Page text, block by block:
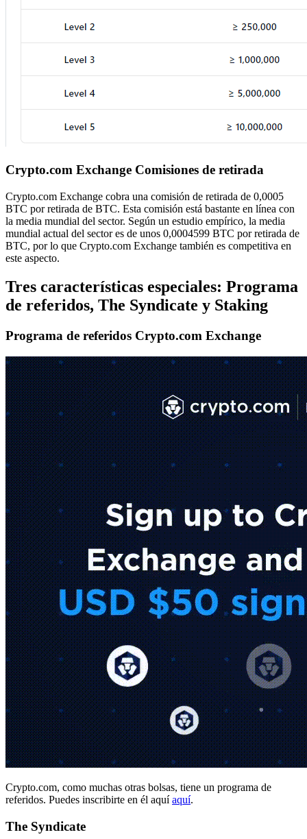
Crypto.com Exchange Comisiones de retirada
Crypto.com Exchange cobra una comisión de retirada de 0,0005
BTC por retirada de BTC. Esta comisión está bastante en línea con
la media mundial del sector. Según un estudio empírico, la media
mundial actual del sector es de unos 0,0004599 BTC por retirada de
BTC, por lo que Crypto.com Exchange también es competitiva en
este aspecto.
Tres características especiales: Programa
de referidos, The Syndicate y Staking
Programa de referidos Crypto.com Exchange
Crypto.com, como muchas otras bolsas, tiene un programa de
referidos. Puedes inscribirte en él aquíaquí.
The Syndicate